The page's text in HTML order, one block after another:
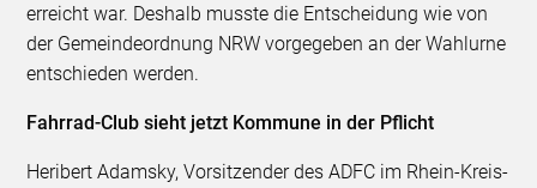
erreicht war. Deshalb musste die Entscheidung wie von
der Gemeindeordnung NRW vorgegeben an der Wahlurne
entschieden werden.
Fahrrad-Club sieht jetzt Kommune in der Pflicht
Heribert Adamsky, Vorsitzender des ADFC im Rhein-Kreis-